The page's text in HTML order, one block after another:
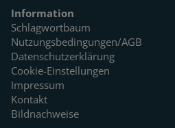
Information
Schlagwortbaum
Nutzungsbedingungen/AGB
Datenschutzerklärung
Cookie-Einstellungen
Impressum
Kontakt
Bildnachweise